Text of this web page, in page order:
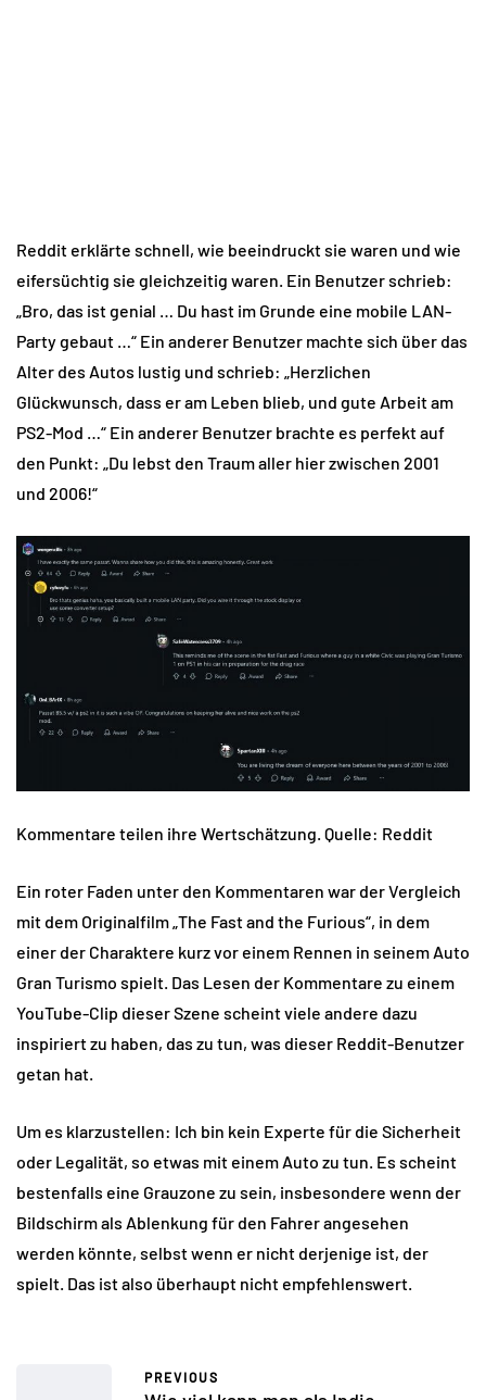
Reddit erklärte schnell, wie beeindruckt sie waren und wie
eifersüchtig sie gleichzeitig waren. Ein Benutzer schrieb:
„Bro, das ist genial … Du hast im Grunde eine mobile LAN-
Party gebaut …“ Ein anderer Benutzer machte sich über das
Alter des Autos lustig und schrieb: „Herzlichen
Glückwunsch, dass er am Leben blieb, und gute Arbeit am
PS2-Mod …“ Ein anderer Benutzer brachte es perfekt auf
den Punkt: „Du lebst den Traum aller hier zwischen 2001
und 2006!“
Kommentare teilen ihre Wertschätzung. Quelle: Reddit
Ein roter Faden unter den Kommentaren war der Vergleich
mit dem Originalfilm „The Fast and the Furious“, in dem
einer der Charaktere kurz vor einem Rennen in seinem Auto
Gran Turismo spielt. Das Lesen der Kommentare zu einem
YouTube-Clip dieser Szene scheint viele andere dazu
inspiriert zu haben, das zu tun, was dieser Reddit-Benutzer
getan hat.
Um es klarzustellen: Ich bin kein Experte für die Sicherheit
oder Legalität, so etwas mit einem Auto zu tun. Es scheint
bestenfalls eine Grauzone zu sein, insbesondere wenn der
Bildschirm als Ablenkung für den Fahrer angesehen
werden könnte, selbst wenn er nicht derjenige ist, der
spielt. Das ist also überhaupt nicht empfehlenswert.
PREVIOUS